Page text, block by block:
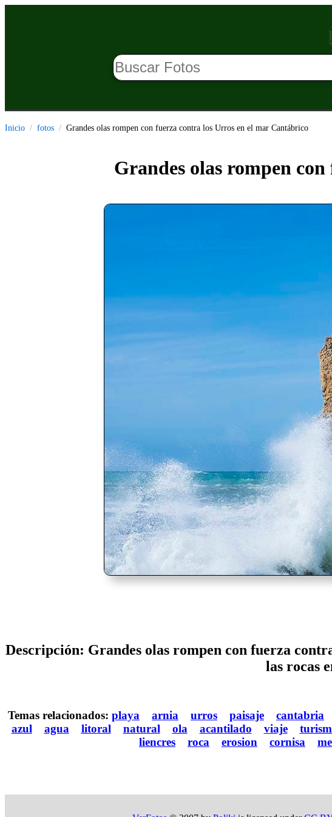
Inicio fotos Grandes olas rompen con fuerza contra los Urros en el mar Cantábrico
Grandes olas rompen
Descripción: Grandes olas rompen con fuerza
las rocas
Temas relacionados: playa arnia urros paisaje cantabria
azul
agua litoral natural ola acantilado viaje
liencres
roca erosion cornisa